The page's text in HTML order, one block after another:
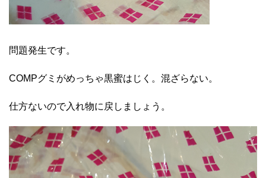
問題発生です。
COMPグミがめっちゃ黒蜜はじく。混ざらない。
仕方ないので入れ物に戻しましょう。